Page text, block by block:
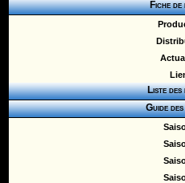
Fiche de
Liste des
Guide des